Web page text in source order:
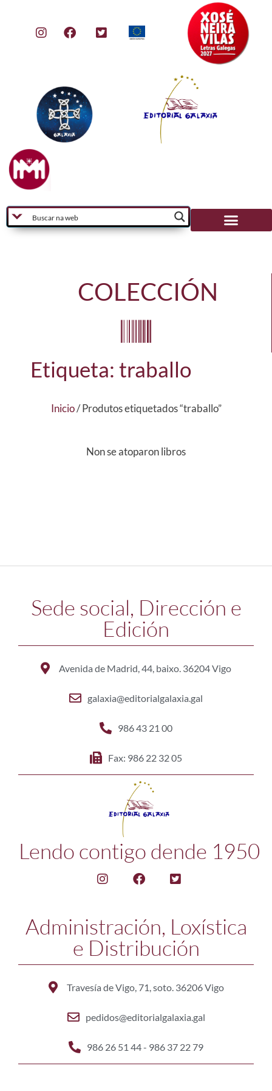
COLECCIÓN
Etiqueta: traballo
Inicio/ Produtos etiquetados “traballo”
Non se atoparon libros
Sede social, Dirección e
Edición
Avenida de Madrid, 44, baixo. 36204 Vigo
galaxia@editorialgalaxia.gal
986 43 21 00
Fax: 986 22 32 05
Lendo contigo dende 1950
Administración, Loxística
e Distribución
Travesía de Vigo, 71, soto. 36206 Vigo
pedidos@editorialgalaxia.gal
986 26 51 44 - 986 37 22 79